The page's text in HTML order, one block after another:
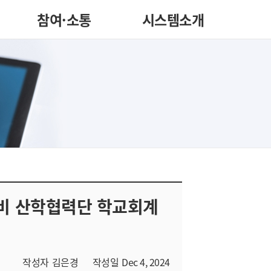
참여·소통 시스템소개
산학협력단 학교회계
작성자 김은경 작성일 Dec 4, 2024